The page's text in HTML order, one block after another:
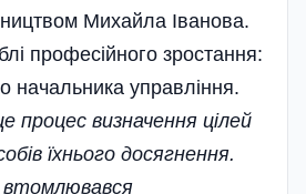
Михайла Іванова.
професійного зростання:
начальника управління.
процес визначення цілей
їхнього досягнення.
втомлювався